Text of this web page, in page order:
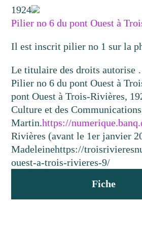
1924
Pilier no 6 du pont Ouest à
Il est inscrit pilier no 1 sur la
Le titulaire des droits autorise
Pilier no 6 du pont Ouest à
pont Ouest à Trois-Rivières,
Culture et des
Martin.https://
Rivières (avant le 1er janvier
Madeleinehttps://
ouest-a-trois-rivieres-9/
Fiche